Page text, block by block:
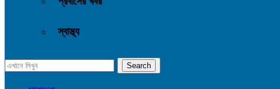
স্বাস্থ্য